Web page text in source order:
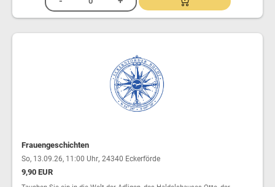
Frauengeschichten
So, 13.09.26, 11:00 Uhr, 24340 Eckerförde
9,90 EUR